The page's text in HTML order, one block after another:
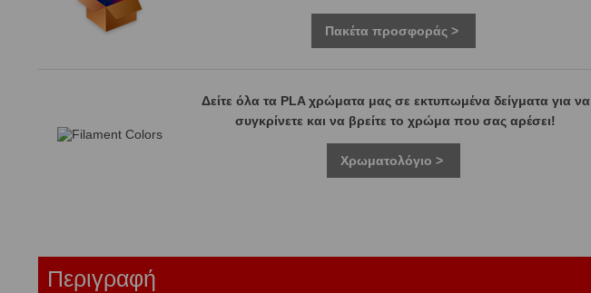
Πακέτα προσφοράς >
Δείτε όλα τα PLA χρώματα μας σε εκτυπωμένα δείγματα για να
συγκρίνετε και να βρείτε το χρώμα που σας αρέσει!
Χρωματολόγιο >
Περιγραφή